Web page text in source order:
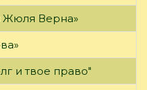
Жюля Верна»
и твое право"